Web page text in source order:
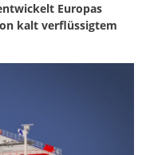
Europas
kalt verflüssigtem